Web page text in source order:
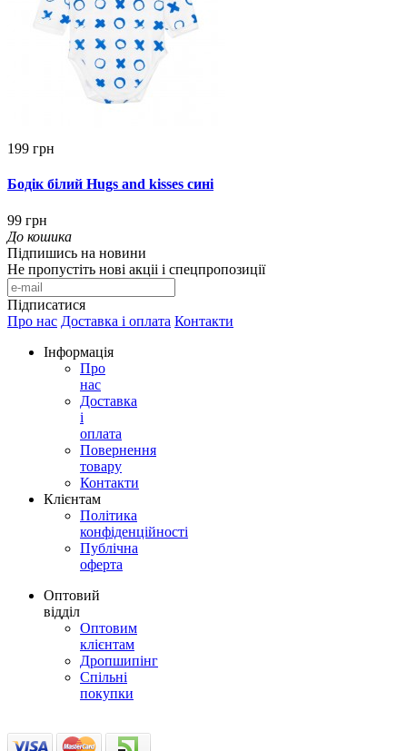
199 грн
Бодік білий Hugs and kisses сині
99 грн
До кошика
Підпишись на новини
Не пропустіть нові акціі і спецпропозиції
Підписатися
Про нас Доставка і оплата Контакти
Інформація
Про
нас
Доставка
і
оплата
Повернення
товару
Контакти
Клієнтам
Політика
конфіденційності
Публічна
оферта
Оптовий
відділ
Оптовим
клієнтам
Дропшипінг
Спільні
покупки